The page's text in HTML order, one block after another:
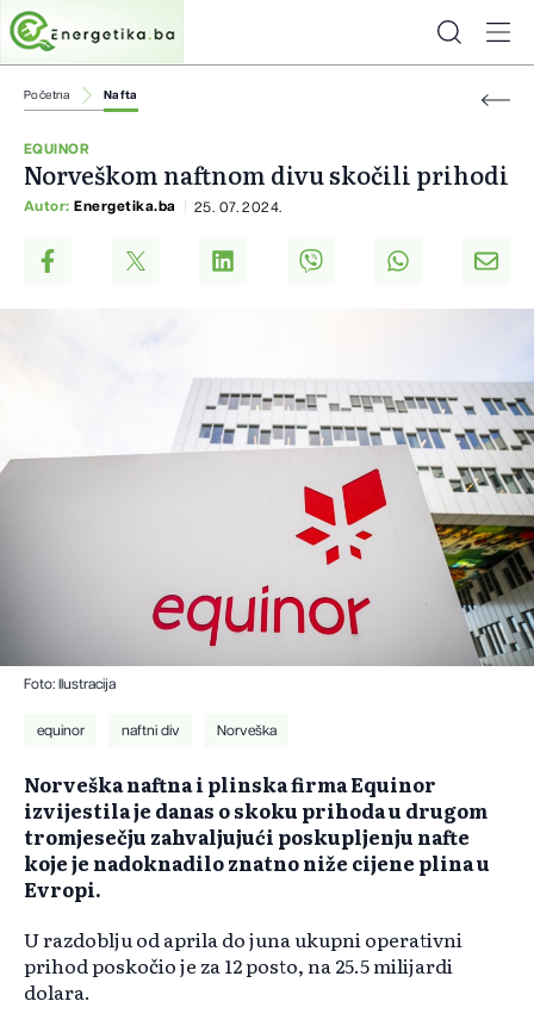
Početna Nafta
EQUINOR
Norveškom naftnom divu skočili prihodi
Autor: Energetika.ba 25. 07. 2024.
Foto: Ilustracija
equinor naftni div Norveška
Norveška naftna i plinska firma Equinor
izvijestila je danas o skoku prihoda u drugom
tromjesečju zahvaljujući poskupljenju nafte
koje je nadoknadilo znatno niže cijene plina u
Evropi.
U razdoblju od aprila do juna ukupni operativni
prihod poskočio je za 12 posto, na 25.5 milijardi
dolara.